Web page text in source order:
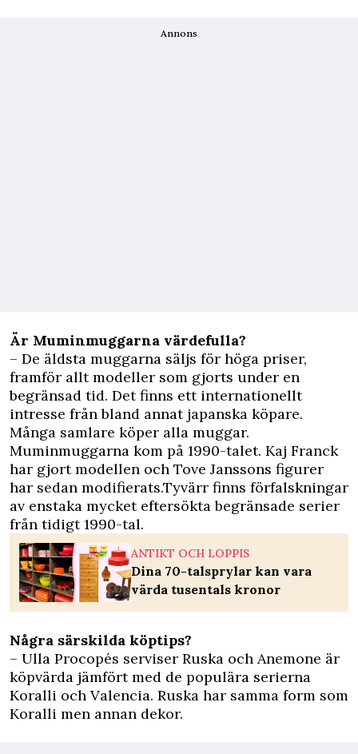
Annons
Är Muminmuggarna värdefulla?
– De äldsta muggarna säljs för höga priser,
framför allt modeller som gjorts under en
begränsad tid. Det finns ett internationellt
intresse från bland annat japanska köpare.
Många samlare köper alla muggar.
Muminmuggarna kom på 1990-talet. Kaj Franck
har gjort modellen och Tove Janssons figurer
har sedan modifierats.Tyvärr finns förfalskningar
av enstaka mycket eftersökta begränsade serier
från tidigt 1990-tal.
ANTIKT OCH LOPPIS
Dina 70-talsprylar kan vara
värda tusentals kronor
Några särskilda köptips?
– Ulla Procopés serviser Ruska och Anemone är
köpvärda jämfört med de populära serierna
Koralli och Valencia. Ruska har samma form som
Koralli men annan dekor.